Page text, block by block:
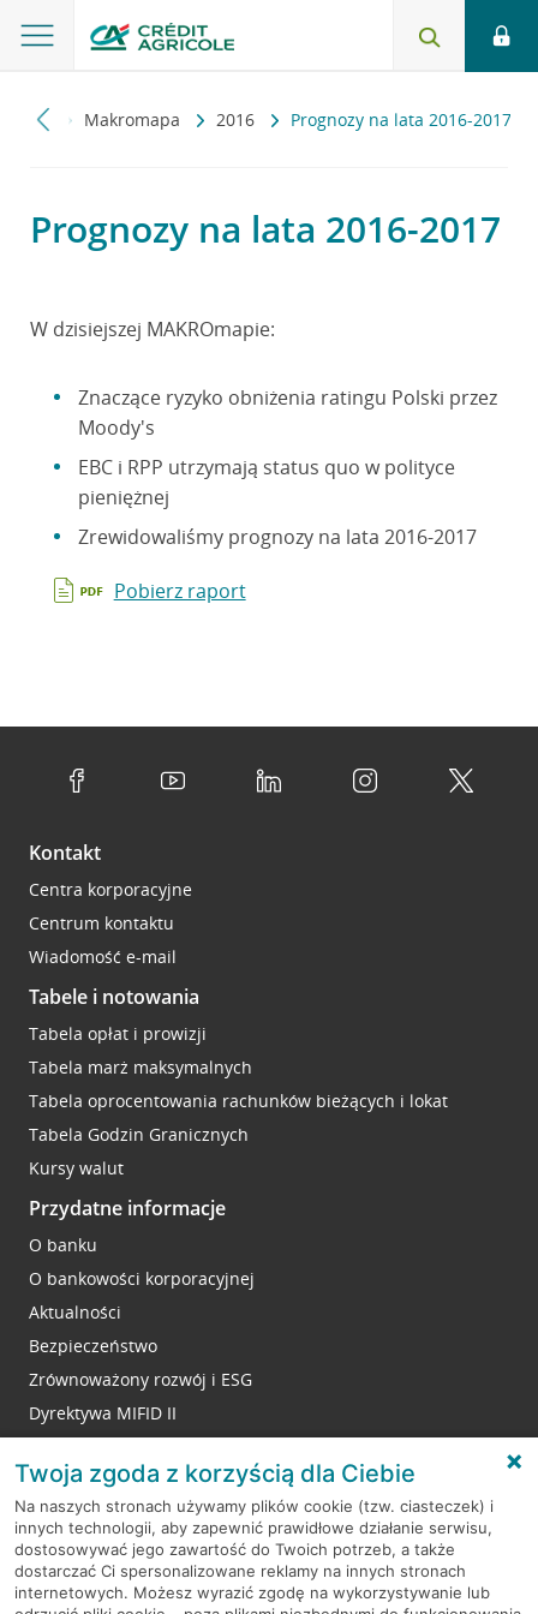
Makromapa 2016 Prognozy na lata 2016-2017
Prognozy na lata 2016-2017
W dzisiejszej MAKROmapie:
Znaczące ryzyko obniżenia ratingu Polski przez
Moody's
EBC i RPP utrzymają status quo w polityce
pieniężnej
Zrewidowaliśmy prognozy na lata 2016-2017
Pobierz raport
Kontakt
Centra korporacyjne
Centrum kontaktu
Wiadomość e-mail
Tabele i notowania
Tabela opłat i prowizji
Tabela marż maksymalnych
Tabela oprocentowania rachunków bieżących i lokat
Tabela Godzin Granicznych
Kursy walut
Przydatne informacje
O banku
O bankowości korporacyjnej
Aktualności
Bezpieczeństwo
Zrównoważony rozwój i ESG
Dyrektywa MIFID II
RODO
Regulamin serwisu
Twoja zgoda z korzyścią dla Ciebie
Na naszych stronach używamy plików cookie (tzw. ciasteczek) i
innych technologii, aby zapewnić prawidłowe działanie serwisu,
dostosowywać jego zawartość do Twoich potrzeb, a także
dostarczać Ci spersonalizowane reklamy na innych stronach
internetowych. Możesz wyrazić zgodę na wykorzystywanie lub